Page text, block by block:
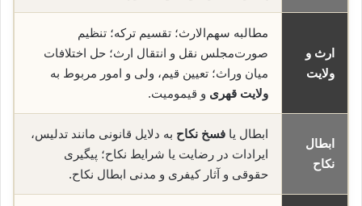
ارث و
ولایت
مطالبه سهم‌الارث؛ تقسیم ترکه؛ تنظیم
صورت‌مجلس نقل و انتقال ارث؛ حل اختلافات
میان وراث؛ تعیین قیم، ولی و امور مربوط به
ولایت قهری و قیمومیت.
ابطال
نکاح
ابطال یا فسخ نکاح به دلایل قانونی مانند تدلیس،
ایرادات در رضایت یا شرایط نکاح؛ پیگیری
حقوقی و آثار کیفری و مدنی ابطال نکاح.